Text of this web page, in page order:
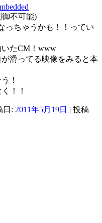
御不可能)
っちゃうかも！！ってい
たCM！www
滑ってる映像をみると本
！
！！
日: 2011年5月19日 | 投稿